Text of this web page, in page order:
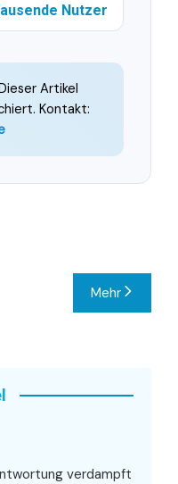
Nutzer
Artikel
Kontakt:
Mehr
verdampft